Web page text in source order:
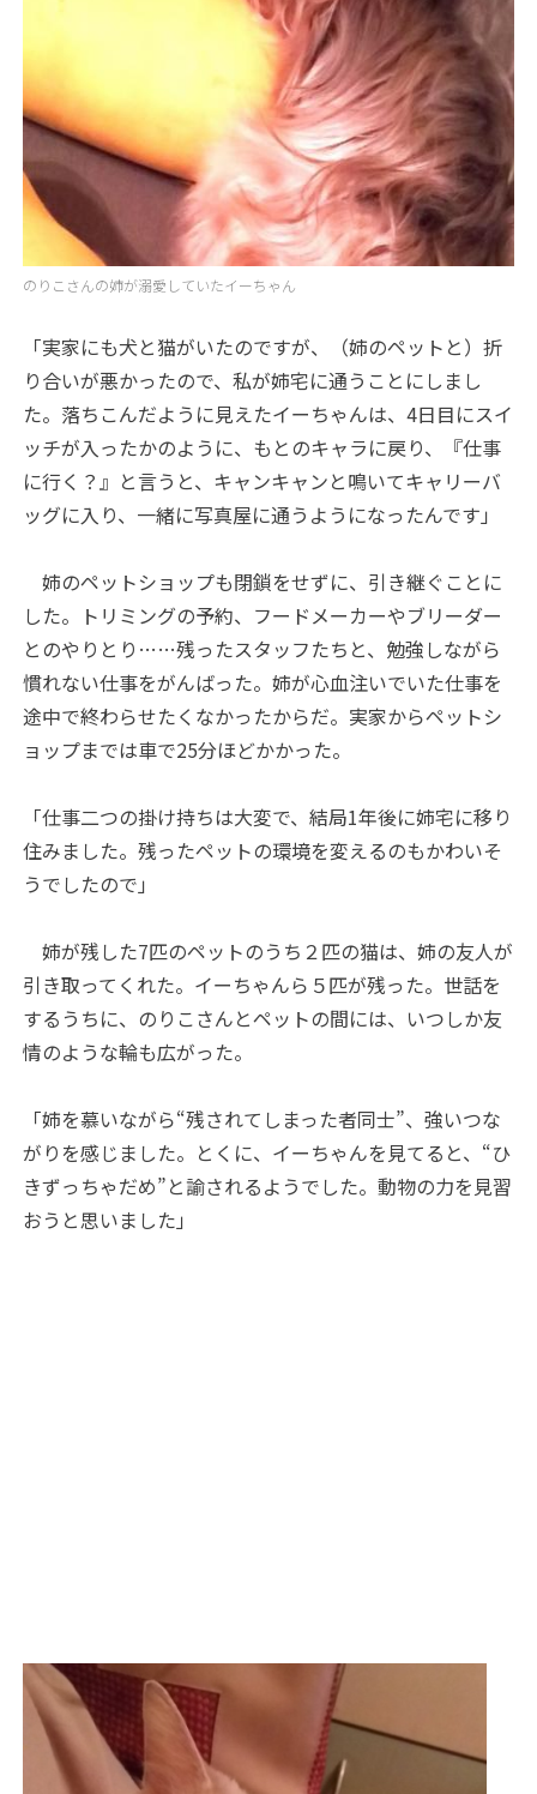
のりこさんの姉が溺愛していたイーちゃん
「実家にも犬と猫がいたのですが、（姉のペットと）折
り合いが悪かったので、私が姉宅に通うことにしまし
た。落ちこんだように見えたイーちゃんは、4日目にスイ
ッチが入ったかのように、もとのキャラに戻り、『仕事
に行く？』と言うと、キャンキャンと鳴いてキャリーバ
ッグに入り、一緒に写真屋に通うようになったんです」
姉のペットショップも閉鎖をせずに、引き継ぐことに
した。トリミングの予約、フードメーカーやブリーダー
とのやりとり……残ったスタッフたちと、勉強しながら
慣れない仕事をがんばった。姉が心血注いでいた仕事を
途中で終わらせたくなかったからだ。実家からペットシ
ョップまでは車で25分ほどかかった。
「仕事二つの掛け持ちは大変で、結局1年後に姉宅に移り
住みました。残ったペットの環境を変えるのもかわいそ
うでしたので」
姉が残した7匹のペットのうち２匹の猫は、姉の友人が
引き取ってくれた。イーちゃんら５匹が残った。世話を
するうちに、のりこさんとペットの間には、いつしか友
情のような輪も広がった。
「姉を慕いながら“残されてしまった者同士”、強いつな
がりを感じました。とくに、イーちゃんを見てると、“ひ
きずっちゃだめ”と諭されるようでした。動物の力を見習
おうと思いました」